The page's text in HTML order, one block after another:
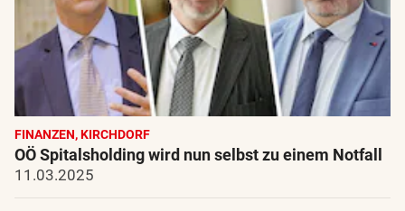
FINANZEN, KIRCHDORF
OÖ Spitalsholding wird nun selbst zu einem Notfall
11.03.2025